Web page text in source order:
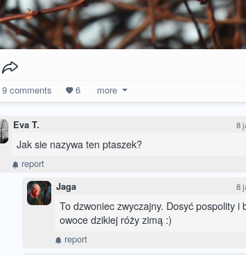
9comments 6 more
Eva T. 8
Jak sie nazywa ten ptaszek?
report
Jaga 8
To dzwoniec zwyczajny. Dosyć pospolity i
owoce dzikiej róży zimą :)
report